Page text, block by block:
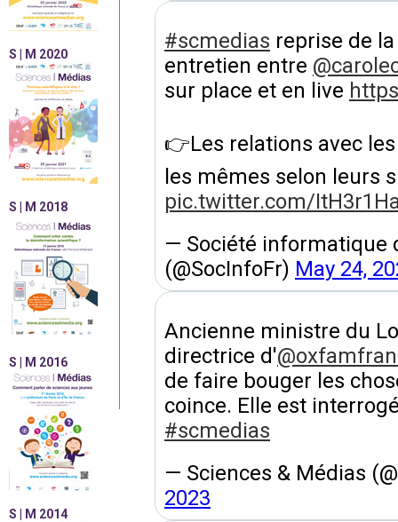
S | M 2020
S | M 2018
S | M 2016
S | M 2014
#scmedias reprise de
entretien entre
sur place et en live
👉Les relations avec
les mêmes selon leurs
pic.twitter.com/
— Société informatique
(@SocInfoFr) May 24,
Ancienne ministre du
directrice d'
de faire bouger les
coince. Elle est
#scmedias
— Sciences & Médias
2023